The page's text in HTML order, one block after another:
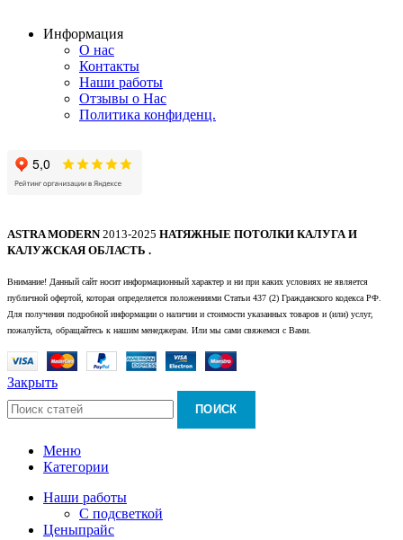
Информация
О нас
Контакты
Наши работы
Отзывы о Нас
Политика конфиденц.
ASTRA MODERN2013-2025 НАТЯЖНЫЕ ПОТОЛКИ КАЛУГА И
КАЛУЖСКАЯ ОБЛАСТЬ .
Внимание! Данный сайт носит информационный характер и ни при каких условиях не является
публичной офертой, которая определяется положениями Статьи 437 (2) Гражданского кодекса РФ.
Для получения подробной информации о наличии и стоимости указанных товаров и (или) услуг,
пожалуйста, обращайтесь к нашим менеджерам. Или мы сами свяжемся с Вами.
Закрыть
ПОИСК
Меню
Категории
Наши работы
С подсветкой
Ценыпрайс